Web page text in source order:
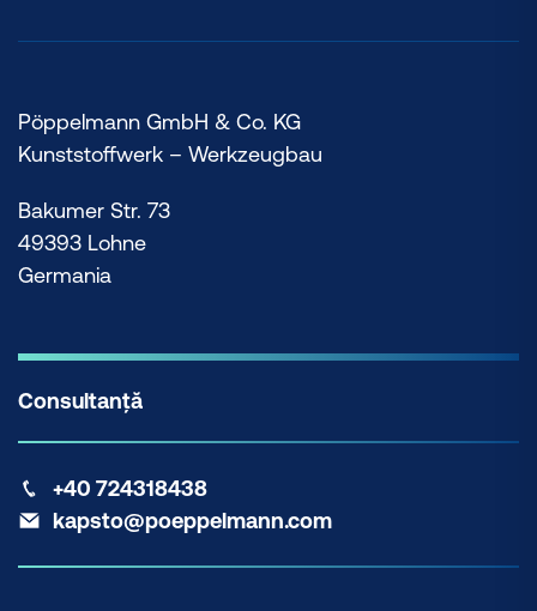
Pöppelmann GmbH & Co. KG
Kunststoffwerk – Werkzeugbau
Bakumer Str. 73
49393 Lohne
Germania
Consultanță
+40 724318438
kapsto@poeppelmann.com